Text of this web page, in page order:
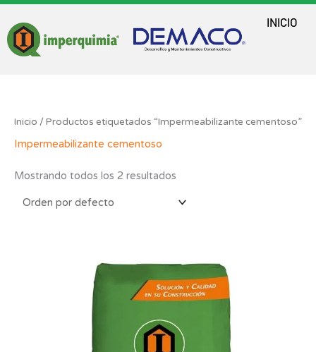
Ir
contenido
INICIO
Inicio / Productos etiquetados “Impermeabilizante cementoso”
Impermeabilizante cementoso
Mostrando todos los 2 resultados